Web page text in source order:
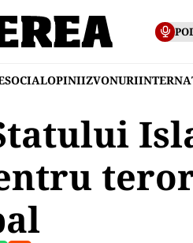
SOCIALOPINIIZVONURI